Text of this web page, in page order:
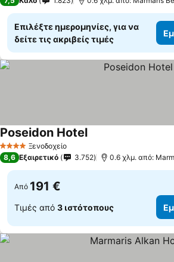
Επιλέξτε ημερομηνίες, για να
δείτε τις ακριβείς τιμές
4 ΑστέριαΞενοδοχείο
Poseidon Hotel
8,6 Εξαιρετικό 3.752 0.6 χλμ. από:
Από 191 €
Τιμές από 3 ιστότοπους